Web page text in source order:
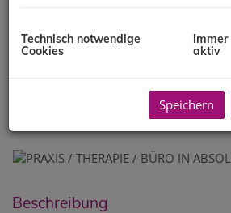
Beschreibung
Technisch notwendige
Cookies
immer
aktiv
Speichern